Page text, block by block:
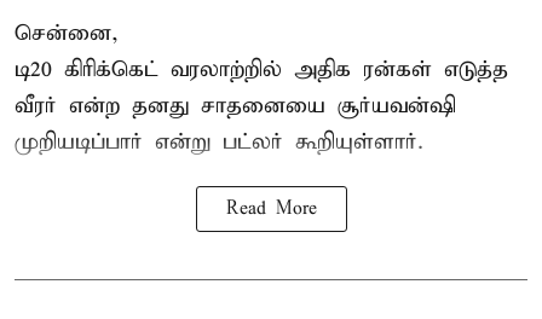
சென்னை,
டி20 கிரிக்கெட் வரலாற்றில் அதிக ரன்கள் எடுத்த
வீரர் என்ற தனது சாதனையை சூர்யவன்ஷி
முறியடிப்பார் என்று பட்லர் கூறியுள்ளார்.
Read More